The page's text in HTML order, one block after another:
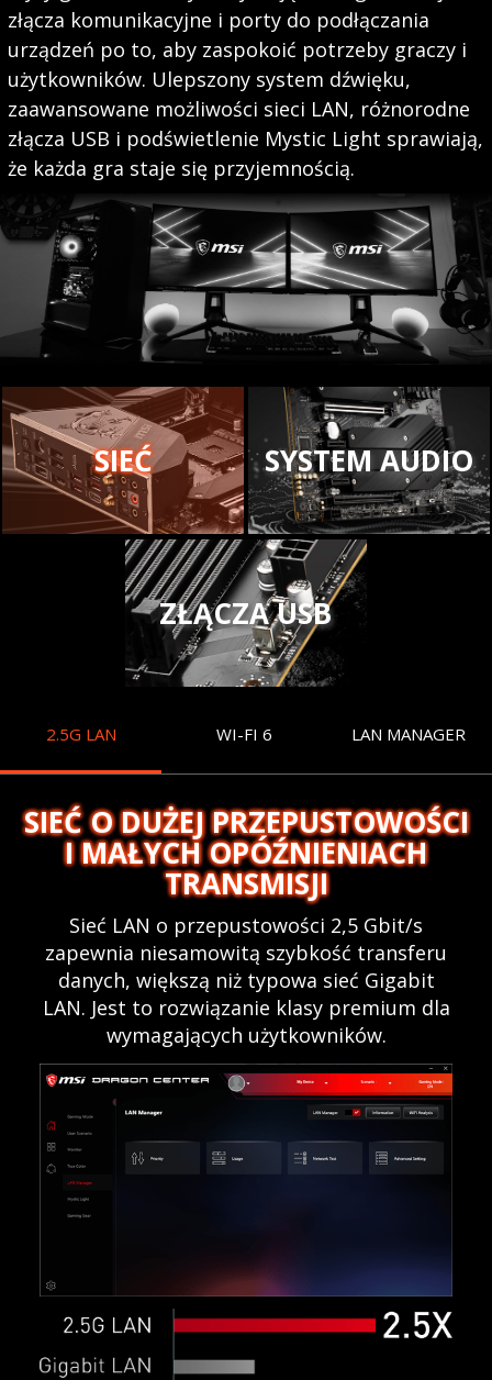
złącza komunikacyjne i porty do podłączania
urządzeń po to, aby zaspokoić potrzeby graczy i
użytkowników. Ulepszony system dźwięku,
zaawansowane możliwości sieci LAN, różnorodne
złącza USB i podświetlenie Mystic Light sprawiają,
że każda gra staje się przyjemnością.
SIEĆ SYSTEM AUDIO
ZŁĄCZA USB
2.5G LAN WI-FI 6 LAN MANAGER
SIEĆ O DUŻEJ PRZEPUSTOWOŚCI
I MAŁYCH OPÓŹNIENIACH
TRANSMISJI
Sieć LAN o przepustowości 2,5 Gbit/s
zapewnia niesamowitą szybkość transferu
danych, większą niż typowa sieć Gigabit
LAN. Jest to rozwiązanie klasy premium dla
wymagających użytkowników.